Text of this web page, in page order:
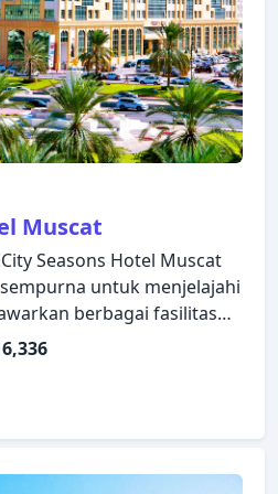
Muscat, Shangri-La
Spa akan membuat Anda
di rumah.
Muscat
Seasons Hotel Muscat
untuk menjelajahi
berbagai fasilitas
mendapatkan
Layanan kamar 24
kamar, layanan
untuk tamu dengan
barang hanyalah
fasilitas yang ditawarkan.